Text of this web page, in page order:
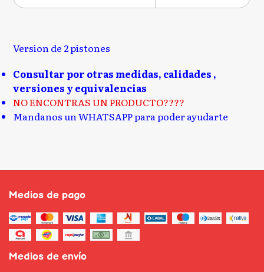
Version de 2 pistones
Consultar por otras medidas, calidades ,
versiones y equivalencias
NO ENCONTRAS UN PRODUCTO????
Mandanos un WHATSAPP para poder ayudarte
Medios de pago
Medios de envío